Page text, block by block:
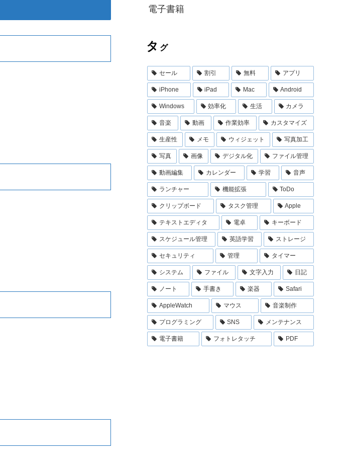
電子書籍
タ グ
セール 割引 無料 アプリ
iPhone iPad Mac Android
Windows 効率化 生活 カメラ
音楽 動画 作業効率 カスタマイズ
生産性 メモ ウィジェット 写真加工
写真 画像 デジタル化 ファイル管理
動画編集 カレンダー 学習 音声
ランチャー 機能拡張 ToDo
クリップボード タスク管理 Apple
テキストエディタ 電卓 キーボード
スケジュール管理 英語学習 ストレージ
セキュリティ 管理 タイマー
システム ファイル 文字入力 日記
ノート 手書き 楽器 Safari
AppleWatch マウス 音楽制作
プログラミング SNS メンテナンス
電子書籍 フォトレタッチ PDF